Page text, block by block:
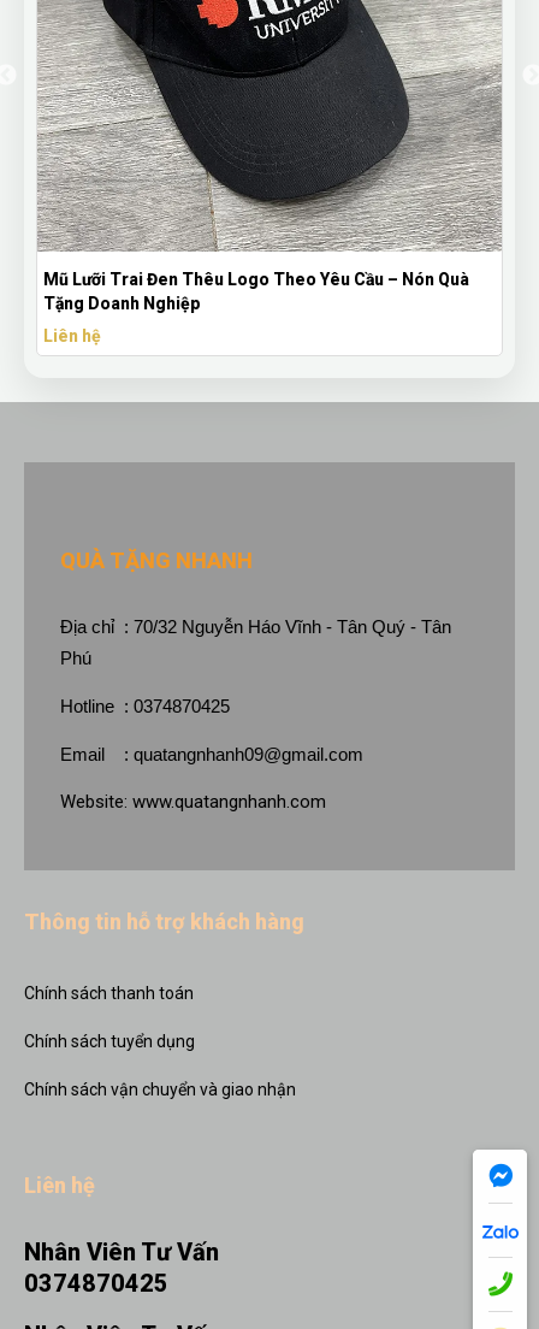
Mũ Lưỡi Trai Đen Thêu Logo Theo Yêu Cầu – Nón Quà
Tặng Doanh Nghiệp
Liên hệ
QUÀ TẶNG NHANH
Địa chỉ : 70/32 Nguyễn Háo Vĩnh - Tân Quý - Tân
Phú
Hotline : 0374870425
Email : quatangnhanh09@gmail.com
Website: www.quatangnhanh.com
Thông tin hỗ trợ khách hàng
Chính sách thanh toán
Chính sách tuyển dụng
Chính sách vận chuyển và giao nhận
Liên hệ
Nhân Viên Tư Vấn
0374870425